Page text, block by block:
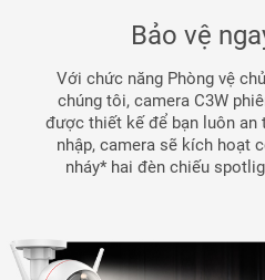
Bảo vệ
Với chức năng Phòng vệ
chúng tôi, camera C3W
được thiết kế để bạn luôn an
nhập, camera sẽ kích hoạt
nháy* hai đèn chiếu